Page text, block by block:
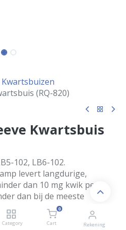
Category
0
Cart Rekening
(RQ-820)
Kwartsbuis
102, LB6-102.
levert langdurige,
dan 10 mg kwik per
dan bij de meeste
kwartsglas met